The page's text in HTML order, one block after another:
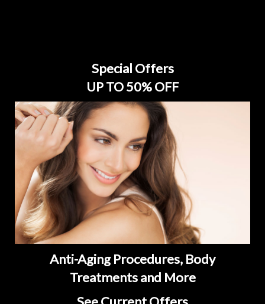
Special Offers
UP TO 50% OFF
Anti-Aging Procedures, Body
Treatments and More